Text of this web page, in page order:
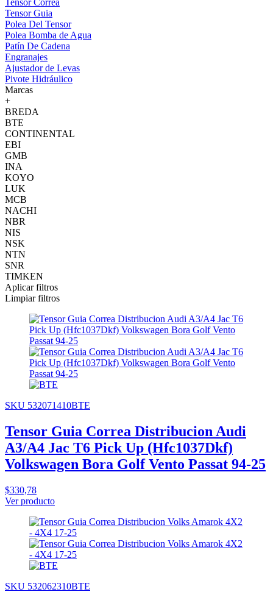
Tensor Guia
Polea Del Tensor
Polea Bomba de Agua
Patín De Cadena
Engranajes
Ajustador de Levas
Pivote Hidráulico
Marcas
+
BREDA
BTE
CONTINENTAL
EBI
GMB
INA
KOYO
LUK
MCB
NACHI
NBR
NIS
NSK
NTN
SNR
TIMKEN
Aplicar filtros
Limpiar filtros
SKU 532071410BTE
Tensor Guia Correa Distribucion Audi
A3/A4 Jac T6 Pick Up (Hfc1037Dkf)
Volkswagen Bora Golf Vento Passat 94-25
$330,78
Ver producto
SKU 532062310BTE